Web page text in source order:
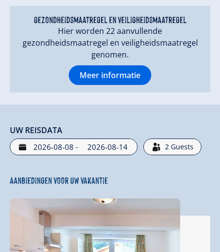
gezondheidsmaatregel en veiligheidsmaatregel
Hier worden 22 aanvullende
gezondheidsmaatregel en veiligheidsmaatregel
genomen.
Meer informatie
UW REISDATA
- 2 Guests
Aanbiedingen voor uw vakantie